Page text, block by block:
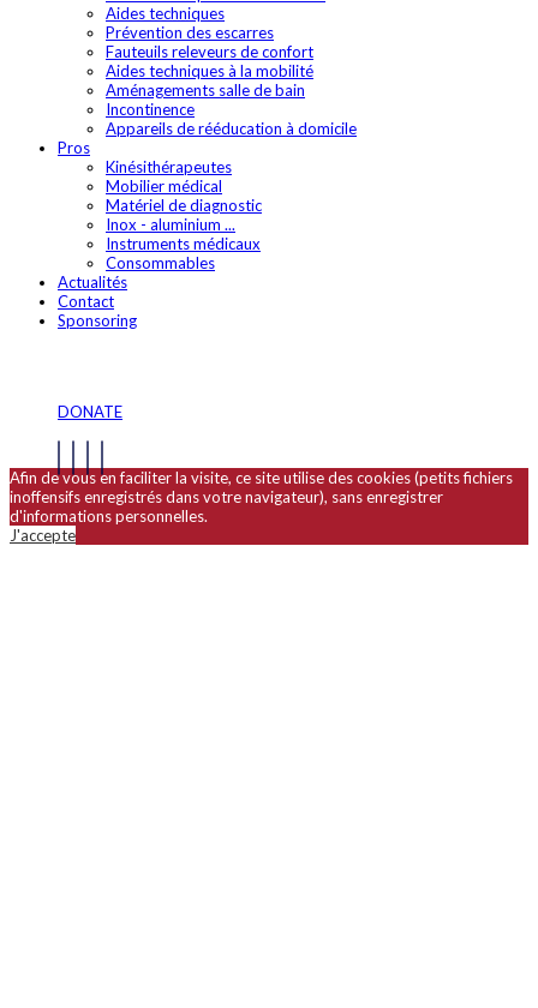
Aides techniques
Prévention des escarres
Fauteuils releveurs de confort
Aides techniques à la mobilité
Aménagements salle de bain
Incontinence
Appareils de rééducation à domicile
Pros
Kinésithérapeutes
Mobilier médical
Matériel de diagnostic
Inox - aluminium ...
Instruments médicaux
Consommables
Actualités
Contact
Sponsoring
DONATE
Afin de vous en faciliter la visite, ce site utilise des cookies (petits fichiers
inoffensifs enregistrés dans votre navigateur), sans enregistrer
d'informations personnelles.
J'accepte